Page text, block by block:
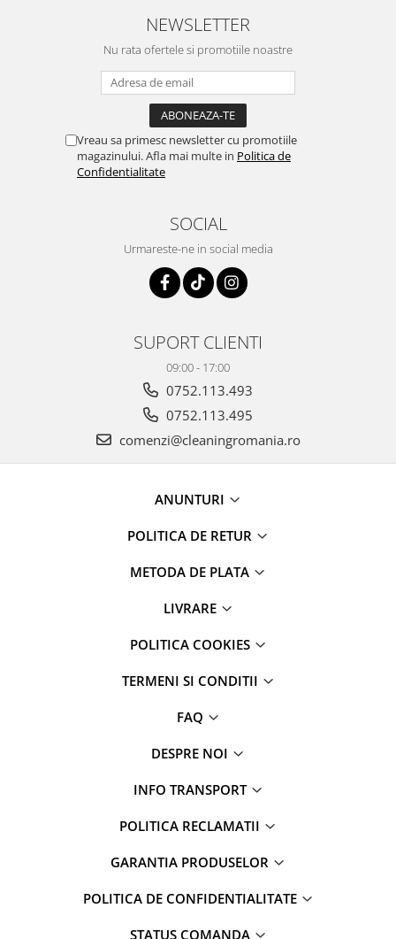
NEWSLETTER
Nu rata ofertele si promotiile noastre
Vreau sa primesc newsletter cu promotiile
magazinului. Afla mai multe in Politica de
Confidentialitate
SOCIAL
Urmareste-ne in social media
SUPORT CLIENTI
09:00 - 17:00
0752.113.493
0752.113.495
comenzi@cleaningromania.ro
ANUNTURI
POLITICA DE RETUR
METODA DE PLATA
LIVRARE
POLITICA COOKIES
TERMENI SI CONDITII
FAQ
DESPRE NOI
INFO TRANSPORT
POLITICA RECLAMATII
GARANTIA PRODUSELOR
POLITICA DE CONFIDENTIALITATE
STATUS COMANDA